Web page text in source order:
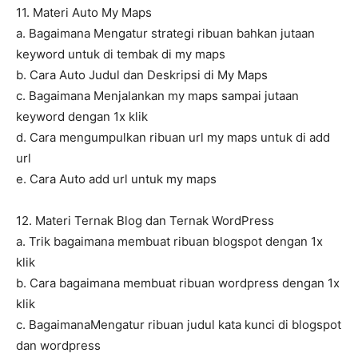
11. Materi Auto My Maps
a. Bagaimana Mengatur strategi ribuan bahkan jutaan
keyword untuk di tembak di my maps
b. Cara Auto Judul dan Deskripsi di My Maps
c. Bagaimana Menjalankan my maps sampai jutaan
keyword dengan 1x klik
d. Cara mengumpulkan ribuan url my maps untuk di add
url
e. Cara Auto add url untuk my maps
12. Materi Ternak Blog dan Ternak WordPress
a. Trik bagaimana membuat ribuan blogspot dengan 1x
klik
b. Cara bagaimana membuat ribuan wordpress dengan 1x
klik
c. BagaimanaMengatur ribuan judul kata kunci di blogspot
dan wordpress